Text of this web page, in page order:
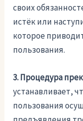
своих
истёк или
которое
пользования.
3. Процедура
устанавливает,
пользования